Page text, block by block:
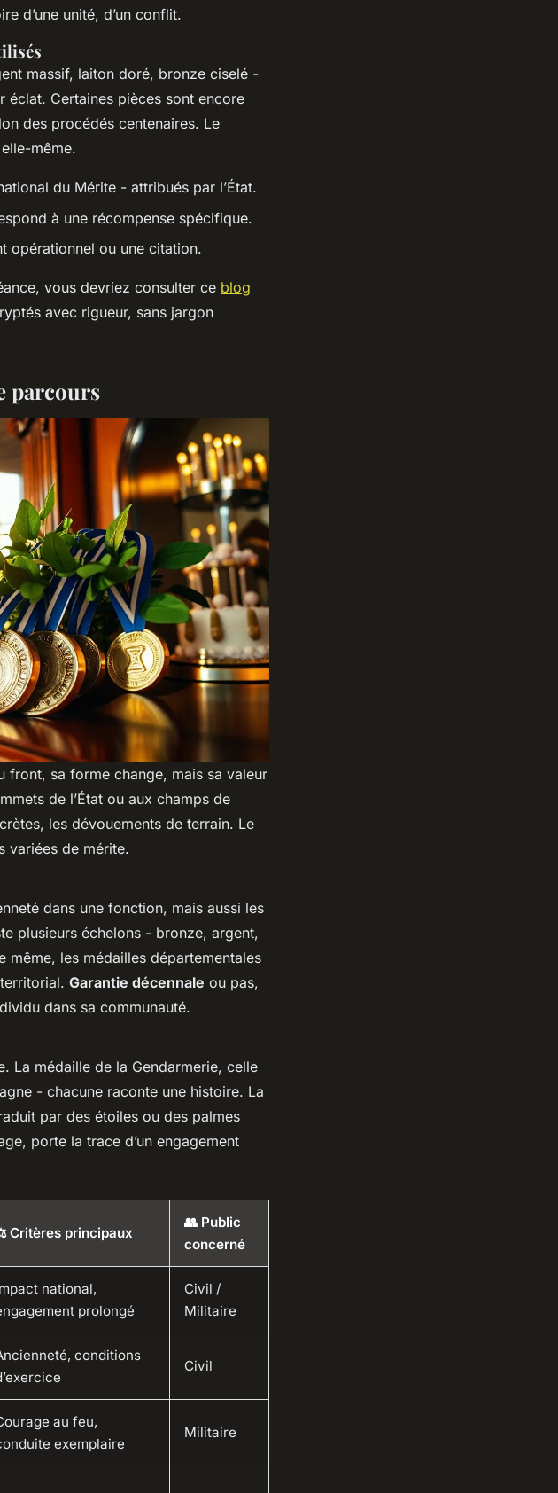
d’une unité, d’un conflit.
massif, laiton doré, bronze ciselé -
éclat. Certaines pièces sont encore
des procédés centenaires. Le
même.
du Mérite - attribués par l’État.
à une récompense spécifique.
opérationnel ou une citation.
vous devriez consulter ce blog
avec rigueur, sans jargon
parcours
front, sa forme change, mais sa valeur
de l’État ou aux champs de
les dévouements de terrain. Le
variées de mérite.
dans une fonction, mais aussi les
plusieurs échelons - bronze, argent,
les médailles départementales
Garantie décennale ou pas,
dans sa communauté.
La médaille de la Gendarmerie, celle
- chacune raconte une histoire. La
par des étoiles ou des palmes
porte la trace d’un engagement
Critères principaux
👥 Public
concerné
national,
prolongé
Civil /
Militaire
conditions
Civil
au feu,
exemplaire
Militaire